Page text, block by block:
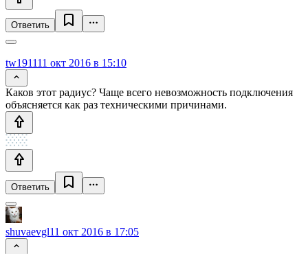
Ответить
tw191111 окт 2016 в 15:10
Каков этот радиус? Чаще всего невозможность подключения
объясняется как раз техническими причинами.
Ответить
shuvaevgl11 окт 2016 в 17:05